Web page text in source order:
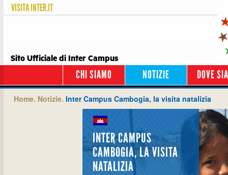
VISITAINTER.IT
Sito Ufficiale di Inter Campus
CHI SIAMO NOTIZIE DOVE
Home. Notizie. Inter Campus Cambogia, la visita natalizia
INTER CAMPUS
CAMBOGIA, LA VISITA
NATALIZIA